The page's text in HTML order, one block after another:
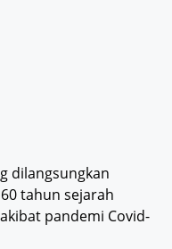
dilangsungkan
tahun sejarah
pandemi Covid-